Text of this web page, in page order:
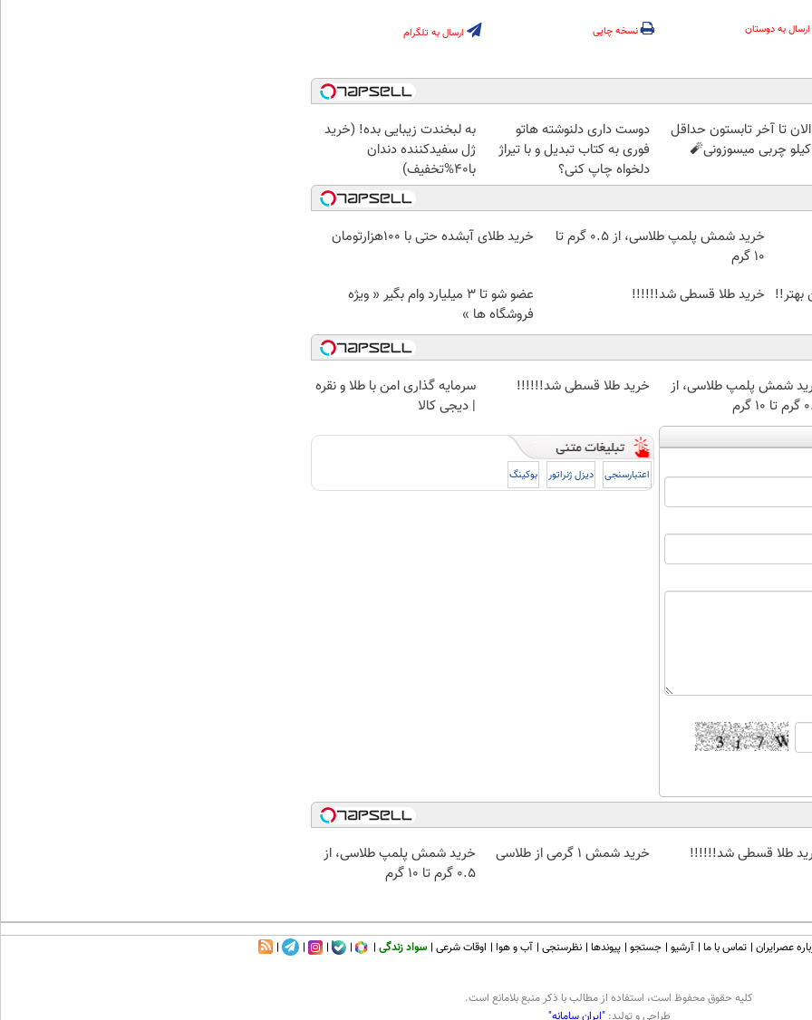
ارسال به دوستان نسخه چاپی ارسال به تلگرام
الان تا آخر تابستون حداقل
دوست داری دلنوشته هاتو
فوری به کتاب تبدیل و با تیراژ
دلخواه چاپ کنی؟
به لبخندت زیبایی بده! (خرید
ژل سفیدکننده دندان
با40%تخفیف)
خرید شمش پلمپ طلاسی، از ۰.۵ گرم تا
۱۰ گرم
خرید طلای آبشده حتی با ۱۰۰هزارتومان
بهتر!! خرید طلا قسطی شد!!!!!!
عضو شو تا 3 میلیارد وام بگیر « ویژه
فروشگاه ها »
شمش پلمپ طلاسی، از
گرم
خرید طلا قسطی شد!!!!!!
سرمایه گذاری امن با طلا و نقره
| دیجی کالا
اعتبارسنجی دیزل ژنراتور بوکینگ
طلا قسطی شد!!!!!! خرید شمش 1 گرمی از طلاسی
خرید شمش پلمپ طلاسی، از
۰.۵ گرم تا ۱۰ گرم
عصرایران تماس با ما آرشیو جستجو پیوندها نظرسنجی آب و هوا اوقات شرعی سواد زندگی
كليه حقوق محفوظ است، استفاده از مطالب با ذكر منبع بلامانع است.
طراحی و تولید:"ایران سامانه"